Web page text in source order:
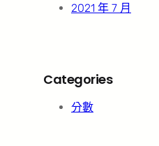
2021 年 7 月
Categories
分數